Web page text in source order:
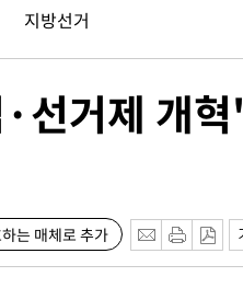
지방선거
선거제 개혁'
는 매체로 추가